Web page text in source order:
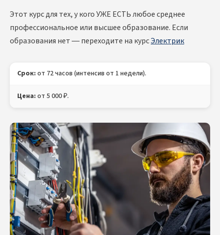
Этот курс для тех, у кого УЖЕ ЕСТЬ любое среднее
профессиональное или высшее образование. Если
образования нет — переходите на курсЭлектрик
Срок: от 72 часов (интенсив от 1 недели).
Цена: от 5 000 ₽.
Документы:Удостоверение о повышении квалификации
по профессии «Электрик» указанного образца, Протокол
проверки знаний по профессии «Электрик» (в электронном
виде и на бумажном носителе).